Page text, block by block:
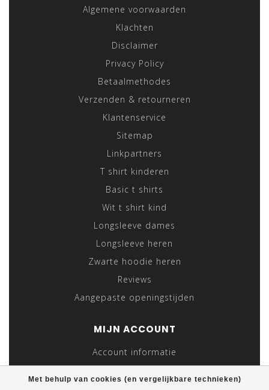
Met behulp van cookies (en vergelijkbare technieken)
Algemene voorwaarden
Klachten
Disclaimer
Privacy Policy
Betaalmethodes
Verzenden & retourneren
Klantenservice
Sitemap
Linkpartners
T shirt kinderen
Basic t shirts
Wit t shirt kind
Longsleeve dames
Longsleeve heren
Zwarte hoodie heren
Reviews
Aangepaste openingstijden
MIJN ACCOUNT
Account informatie
Mijn bestellingen